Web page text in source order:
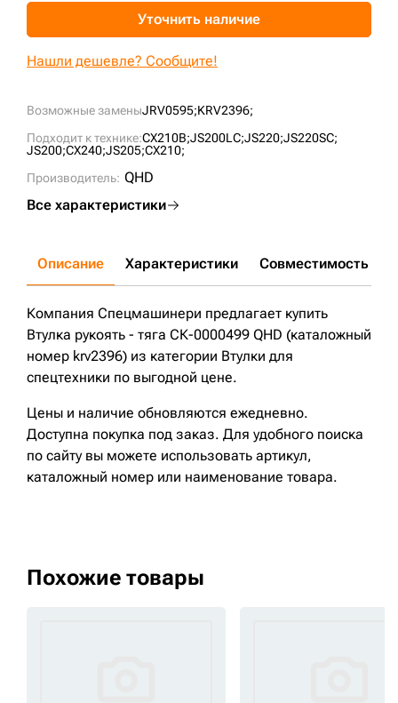
Возможные заменыJRV0595;KRV2396;
Подходит к технике:CX210B;JS200LC;JS220;JS220SC;
JS200;CX240;JS205;CX210;
Производитель: QHD
Все характеристики
Уточнить наличие
Нашли дешевле? Сообщите!
Описание Характеристики Совместимость
Компания Спецмашинери предлагает купить
Втулка рукоять - тяга СК-0000499 QHD (каталожный
номер krv2396) из категории Втулки для
спецтехники по выгодной цене.
Цены и наличие обновляются ежедневно.
Доступна покупка под заказ. Для удобного поиска
по сайту вы можете использовать артикул,
каталожный номер или наименование товара.
Похожие товары